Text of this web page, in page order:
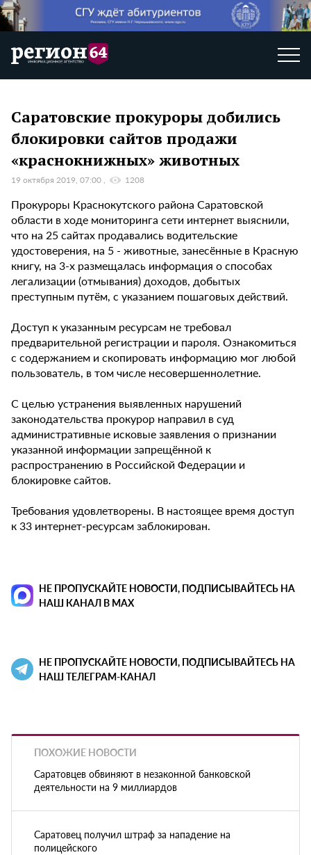
Саратовские прокуроры добились
блокировки сайтов продажи
«краснокнижных» животных
19 октября 2019, 07:00 1208
Прокуроры Краснокутского района Саратовской
области в ходе мониторинга сети интернет выяснили,
что на 25 сайтах продавались водительские
удостоверения, на 5 - животные, занесённые в Красную
книгу, на 3-х размещалась информация о способах
легализации (отмывания) доходов, добытых
преступным путём, с указанием пошаговых действий.
Доступ к указанным ресурсам не требовал
предварительной регистрации и пароля. Ознакомиться
с содержанием и скопировать информацию мог любой
пользователь, в том числе несовершеннолетние.
С целью устранения выявленных нарушений
законодательства прокурор направил в суд
административные исковые заявления о признании
указанной информации запрещённой к
распространению в Российской Федерации и
блокировке сайтов.
Требования удовлетворены. В настоящее время доступ
к 33 интернет-ресурсам заблокирован.
НЕ ПРОПУСКАЙТЕ НОВОСТИ, ПОДПИСЫВАЙТЕСЬ НА
НАШ КАНАЛ В MAX
НЕ ПРОПУСКАЙТЕ НОВОСТИ, ПОДПИСЫВАЙТЕСЬ НА
НАШ ТЕЛЕГРАМ-КАНАЛ
ПОХОЖИЕ НОВОСТИ
Саратовцев обвиняют в незаконной банковской
деятельности на 9 миллиардов
Саратовец получил штраф за нападение на
полицейского